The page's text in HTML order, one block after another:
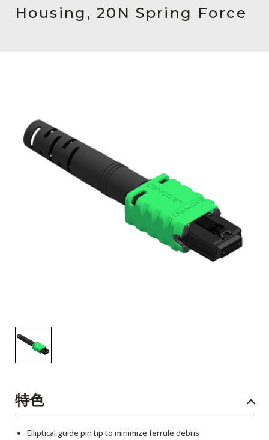
关于我们
工作机会
Housing, 20N Spring Force
特色
Elliptical guide pin tip to minimize ferrule debris